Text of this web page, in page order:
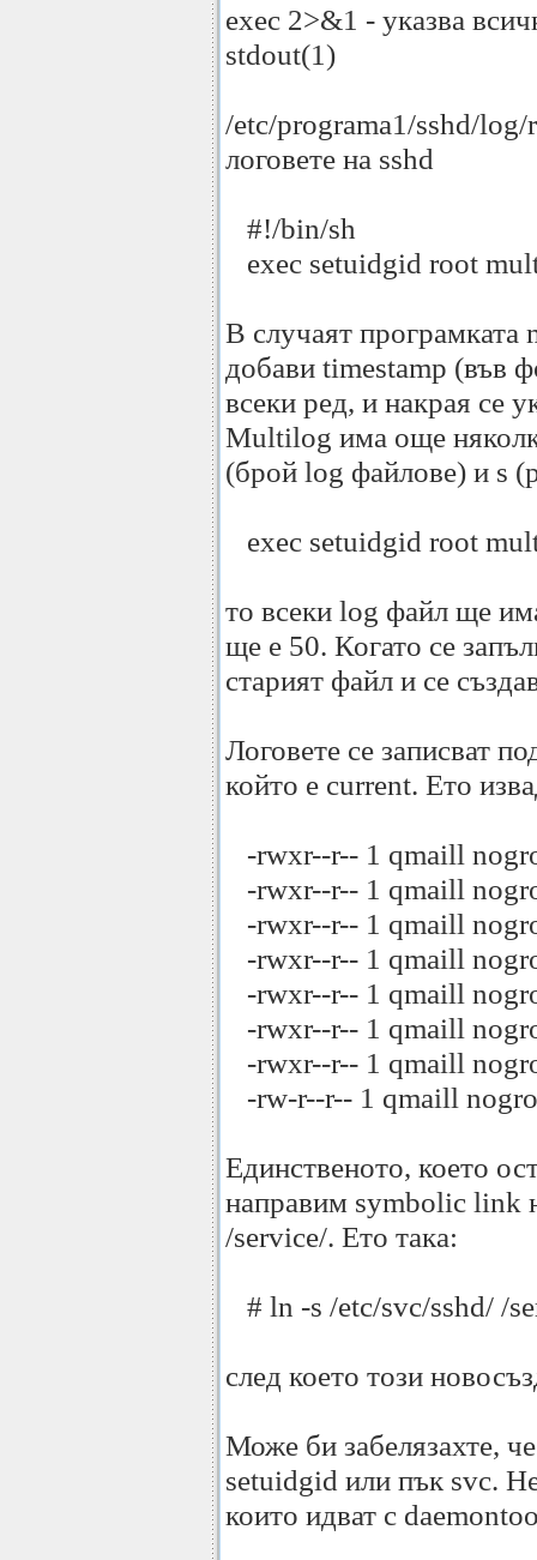
exec 2>&1 - указва
stdout(1)
/etc/programa1/sshd/log/
логовете на sshd
#!/bin/sh
exec setuidgid root
В случаят програмката
добави timestamp (във
всеки ред, и накрая се
Multilog има още
(брой log файлове) и s
exec setuidgid root
то всеки log файл ще
ще е 50. Когато се
старият файл и се
Логовете се записват
който е current. Ето
-rwxr--r-- 1 qmaill
-rwxr--r-- 1 qmaill
-rwxr--r-- 1 qmaill
-rwxr--r-- 1 qmaill
-rwxr--r-- 1 qmaill
-rwxr--r-- 1 qmaill
-rwxr--r-- 1 qmaill
-rw-r--r-- 1 qmaill
Единственото, което
направим symbolic link
/service/. Ето така:
# ln -s /etc/svc/sshd/ /
след което този
Може би забелязахте,
setuidgid или пък svc.
които идват с